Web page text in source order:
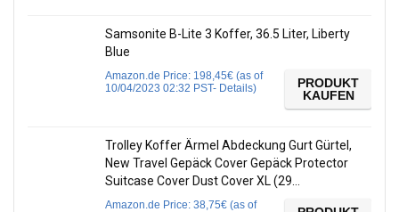
Samsonite B-Lite 3 Koffer, 36.5 Liter, Liberty
Blue
Amazon.de Price: 198,45€ (as of
10/04/2023 02:32 PST- Details)
PRODUKT
KAUFEN
Trolley Koffer Ärmel Abdeckung Gurt Gürtel,
New Travel Gepäck Cover Gepäck Protector
Suitcase Cover Dust Cover XL (29…
Amazon.de Price: 38,75€ (as of